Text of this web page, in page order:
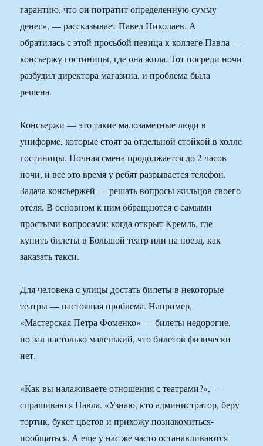
гарантию, что он потратит определенную сумму
денег», — рассказывает Павел Николаев. А
обратилась с этой просьбой певица к коллеге Павла —
консьержу гостиницы, где она жила. Тот посреди ночи
разбудил директора магазина, и проблема была
решена.
Консьержи — это такие малозаметные люди в
униформе, которые стоят за отдельной стойкой в холле
гостиницы. Ночная смена продолжается до 2 часов
ночи, и все это время у ребят разрывается телефон.
Задача консьержей — решать вопросы жильцов своего
отеля. В основном к ним обращаются с самыми
простыми вопросами: когда открыт Кремль, где
купить билеты в Большой театр или на поезд, как
заказать такси.
Для человека с улицы достать билеты в некоторые
театры — настоящая проблема. Например,
«Мастерская Петра Фоменко» — билеты недорогие,
но зал настолько маленький, что билетов физически
нет.
«Как вы налаживаете отношения с театрами?», —
спрашиваю я Павла. «Узнаю, кто администратор, беру
тортик, букет цветов и прихожу познакомиться-
пообщаться. А еще у нас же часто останавливаются